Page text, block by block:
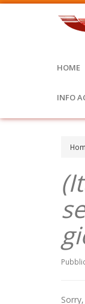
HOME
INFO